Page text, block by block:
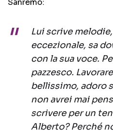
Sanremo:
Lui scrive
eccezionale, sa
con la sua voce.
pazzesco.
bellissimo, adoro
non avrei mai
scrivere per un
Alberto? Perché